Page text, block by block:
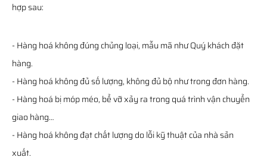
hợp sau:
- Hàng hoá không đúng chủng loại, mẫu mã như Quý khách đặt
hàng.
- Hàng hoá không đủ số lượng, không đủ bộ như trong đơn hàng.
- Hàng hoá bị móp méo, bể vỡ xảy ra trong quá trình vận chuyển
giao hàng…
- Hàng hoá không đạt chất lượng do lỗi kỹ thuật của nhà sản
xuất.